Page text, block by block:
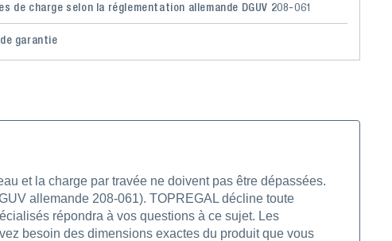
de charge selon la réglementation allemande DGUV 208-061
garantie
et la charge par travée ne doivent pas être dépassées.
allemande 208-061). TOPREGAL décline toute
répondra à vos questions à ce sujet. Les
besoin des dimensions exactes du produit que vous